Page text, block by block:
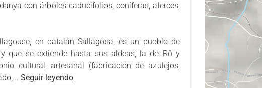
con árboles caducifolios, coníferas, alerces,
en catalán Sallagosa, es un pueblo de
que se extiende hasta sus aldeas, la de Rô y
cultural, artesanal (fabricación de azulejos,
Seguir leyendo